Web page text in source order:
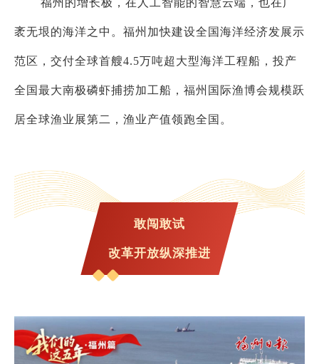
福州的增长极，在人工智能的智慧云端，也在广
袤无垠的海洋之中。福州加快建设全国海洋经济发展示
范区，交付全球首艘4.5万吨超大型海洋工程船，投产
全国最大南极磷虾捕捞加工船，福州国际渔博会规模跃
居全球渔业展第二，渔业产值领跑全国。
敢闯敢试
改革开放纵深推进